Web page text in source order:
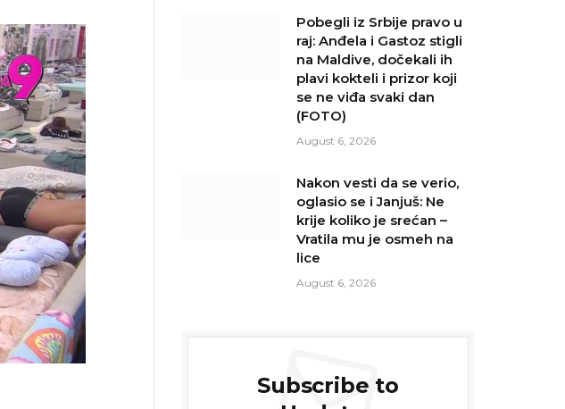
Pobegli iz Srbije pravo u
raj: Anđela i Gastoz stigli
na Maldive, dočekali ih
plavi kokteli i prizor koji
se ne viđa svaki dan
(FOTO)
August 6, 2026
Nakon vesti da se verio,
oglasio se i Janjuš: Ne
krije koliko je srećan –
Vratila mu je osmeh na
lice
August 6, 2026
Subscribe to